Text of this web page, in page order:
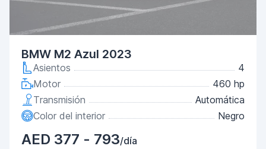
BMW M2 Azul 2023
Asientos
4
Motor
460 hp
Transmisión
Automática
Color del interior
Negro
AED 377 - 793/día